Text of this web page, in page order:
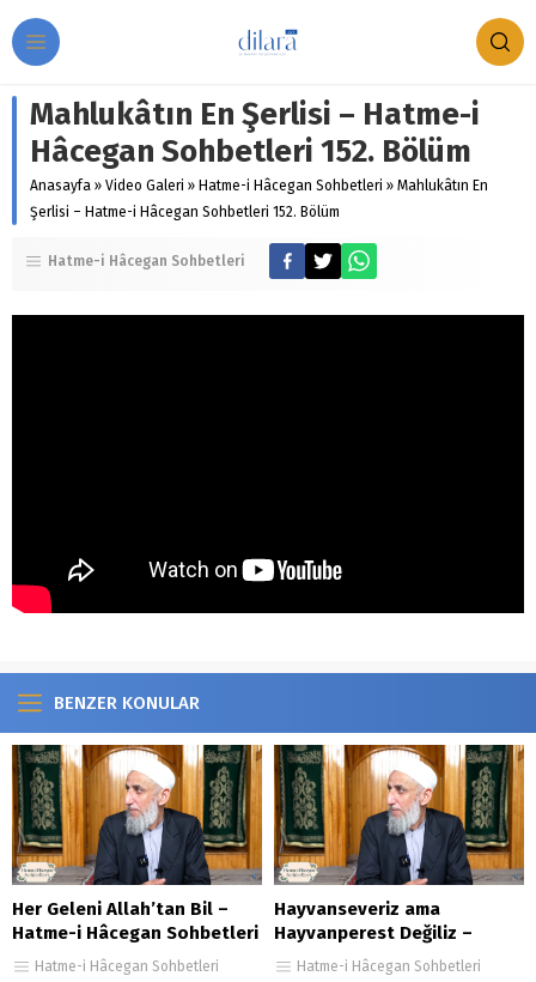
Mahlukâtın En Şerlisi – Hatme-i
Hâcegan Sohbetleri 152. Bölüm
Anasayfa » Video Galeri » Hatme-i Hâcegan Sohbetleri » Mahlukâtın En
Şerlisi – Hatme-i Hâcegan Sohbetleri 152. Bölüm
Hatme-i Hâcegan Sohbetleri
BENZER KONULAR
Her Geleni Allah’tan Bil –
Hatme-i Hâcegan Sohbetleri
67. Bölüm
Hatme-i Hâcegan Sohbetleri
Hayvanseveriz ama
Hayvanperest Değiliz –
Hatme-i Hâcegan Sohbetleri
Hatme-i Hâcegan Sohbetleri